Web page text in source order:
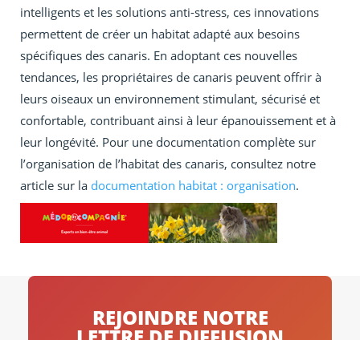
intelligents et les solutions anti-stress, ces innovations
permettent de créer un habitat adapté aux besoins
spécifiques des canaris. En adoptant ces nouvelles
tendances, les propriétaires de canaris peuvent offrir à
leurs oiseaux un environnement stimulant, sécurisé et
confortable, contribuant ainsi à leur épanouissement et à
leur longévité. Pour une documentation complète sur
l’organisation de l’habitat des canaris, consultez notre
article sur la documentation habitat : organisation.
REJOINDRE NOTRE